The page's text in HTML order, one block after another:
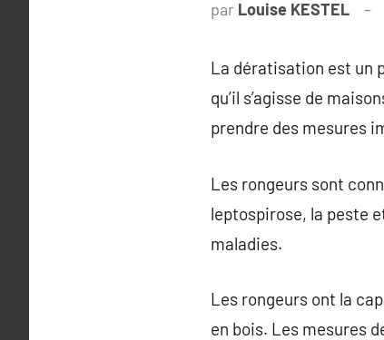
par Louise KESTEL
La dératisation est un
qu’il s’agisse de
prendre des mesures
Les rongeurs sont
leptospirose, la peste
maladies.
Les rongeurs ont la
en bois. Les mesures